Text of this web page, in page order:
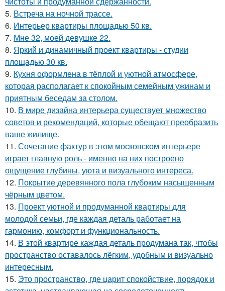
5. Встреча на ночной трассе.
6. Интерьер квартиры площадью 50 кв.
7. Мне 32, моей девушке 22.
8. Яркий и динамичный проект квартиры - студии
площадью 30 кв.
9. Кухня оформлена в тёплой и уютной атмосфере,
которая располагает к спокойным семейным ужинам и
приятным беседам за столом.
10. В мире дизайна интерьера существует множество
советов и рекомендаций, которые обещают преобразить
ваше жилище.
11. Сочетание фактур в этом московском интерьере
играет главную роль - именно на них построено
ощущение глубины, уюта и визуального интереса.
12. Покрытие деревянного пола глубоким насыщенным
чёрным цветом.
13. Проект уютной и продуманной квартиры для
молодой семьи, где каждая деталь работает на
гармонию, комфорт и функциональность.
14. В этой квартире каждая деталь продумана так, чтобы
пространство оставалось лёгким, удобным и визуально
интересным.
15. Это пространство, где царит спокойствие, порядок и